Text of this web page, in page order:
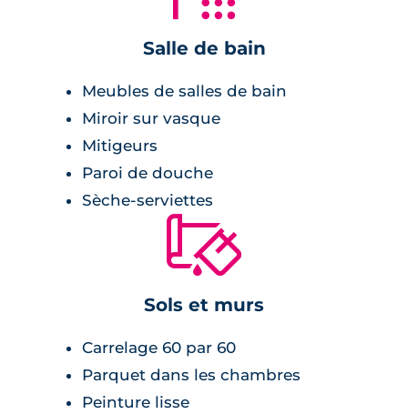
Les logements sont conçus pour répondre
avec pompes à chaleur et ECS par ballon
thermodynamique. Les espaces verts
paysagers ajoutent une touche de nature à
cette résidence clôturée. Les prestations de
standing incluent parquet dans les chambres,
volets roulants électriques et interphone
Vigik, garantissant un confort optimal aux
Salle de bain
Meubles de salles de bain
Miroir sur vasque
Mitigeurs
Paroi de douche
Sèche-serviettes
🔨
Sols et murs
Carrelage 60 par 60
Parquet dans les chambres
Peinture lisse